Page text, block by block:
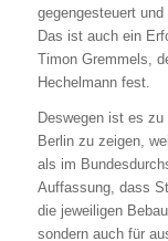
gegengesteuert
Das ist auch ein
Timon Gremmels,
Hechelmann fest.
Deswegen ist es
Berlin zu zeigen,
als im
Auffassung, dass
die jeweiligen
sondern auch für